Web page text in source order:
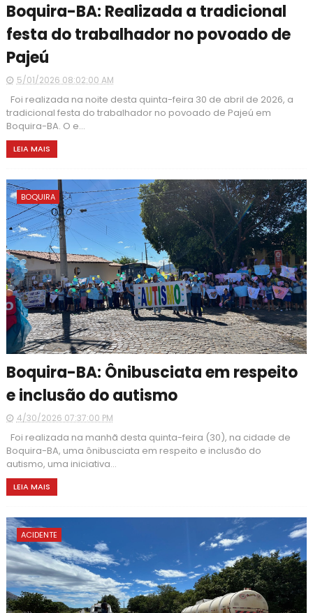
Boquira-BA: Realizada a tradicional
festa do trabalhador no povoado de
Pajeú
5/01/2026 08:02:00 AM
Foi realizada na noite desta quinta-feira 30 de abril de 2026, a
tradicional festa do trabalhador no povoado de Pajeú em
Boquira-BA. O e...
LEIA MAIS
BOQUIRA
Boquira-BA: Ônibusciata em respeito
e inclusão do autismo
4/30/2026 07:37:00 PM
Foi realizada na manhã desta quinta-feira (30), na cidade de
Boquira-BA, uma ônibusciata em respeito e inclusão do
autismo, uma iniciativa...
LEIA MAIS
ACIDENTE